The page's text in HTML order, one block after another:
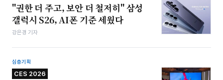
"권한 더 주고, 보안 더 철저히" 삼성
갤럭시 S26, AI폰 기준 세웠다
강은경 기자
심층기획
CES 2026